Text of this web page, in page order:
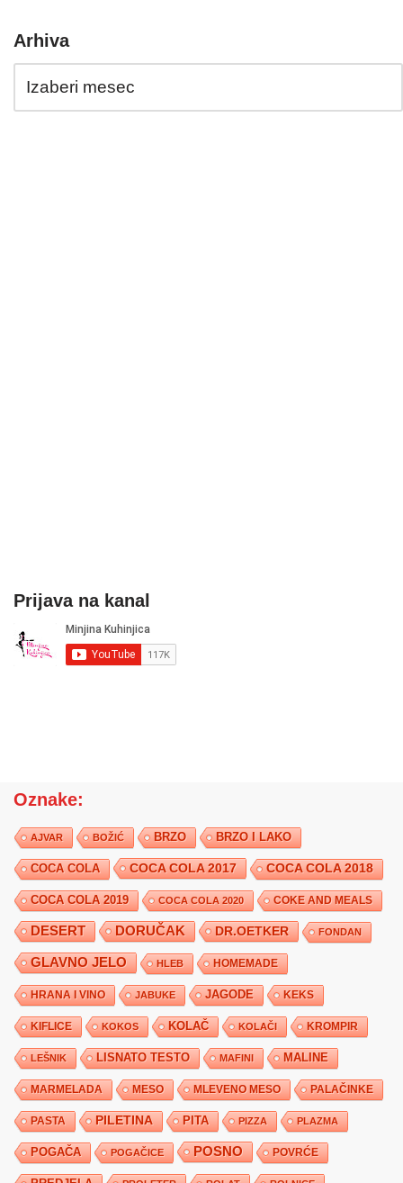
Arhiva
Prijava na kanal
Oznake:
AJVAR BOŽIĆ BRZO BRZO I LAKO
COCA COLA COCA COLA 2017 COCA COLA 2018
COCA COLA 2019 COCA COLA 2020 COKE AND MEALS
DESERT DORUČAK DR.OETKER FONDAN
GLAVNO JELO HLEB HOMEMADE
HRANA I VINO JABUKE JAGODE KEKS
KIFLICE KOKOS KOLAČ KOLAČI KROMPIR
LEŠNIK LISNATO TESTO MAFINI MALINE
MARMELADA MESO MLEVENO MESO PALAČINKE
PASTA PILETINA PITA PIZZA PLAZMA
POGAČA POGAČICE POSNO POVRĆE